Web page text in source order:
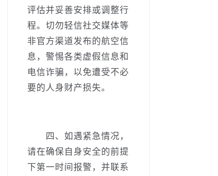
评估并妥善安排或调整行
程。切勿轻信社交媒体等
非官方渠道发布的航空信
息，警惕各类虚假信息和
电信诈骗，以免遭受不必
要的人身财产损失。
四、如遇紧急情况，
请在确保自身安全的前提
下第一时间报警，并联系